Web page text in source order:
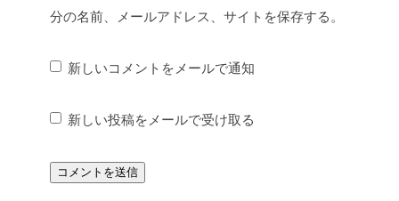
分の名前、メールアドレス、サイトを保存する。
新しいコメントをメールで通知
新しい投稿をメールで受け取る